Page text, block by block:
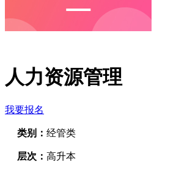
人力资源管理
我要报名
类别： 经管类
层次： 高升本